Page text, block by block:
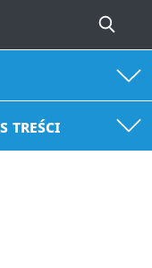
treści